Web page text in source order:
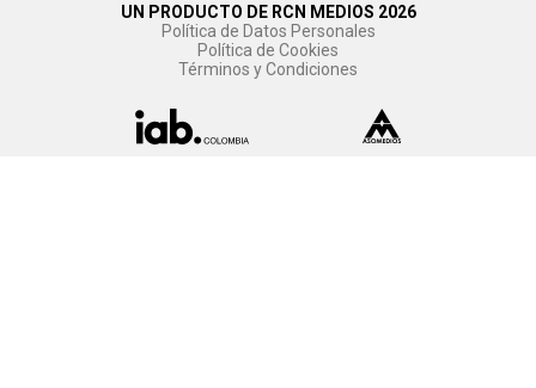
UN PRODUCTO DE RCN MEDIOS 2026
Política de Datos Personales
Política de Cookies
Términos y Condiciones